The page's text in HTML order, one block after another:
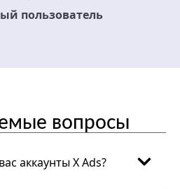
пользователь
вопросы
аккаунты X Ads?